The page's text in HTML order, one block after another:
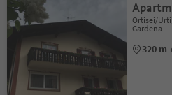
Ortisei/
Gardena
320 m